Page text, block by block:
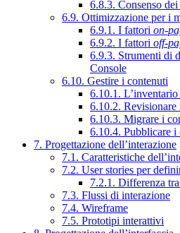
6.8.3. Consenso
6.9. Ottimizzazione per i
6.9.1. I fattori on-
6.9.2. I fattori off-
6.9.3. Strumenti di
Console
6.10. Gestire i contenuti
6.10.1.
6.10.2. Revisionare
6.10.3. Migrare i
6.10.4. Pubblicare i
7. Progettazione dell’interazione
7.1. Caratteristiche
7.2. User stories per
7.2.1. Differenza
7.3. Flussi di interazione
7.4. Wireframe
7.5. Prototipi interattivi